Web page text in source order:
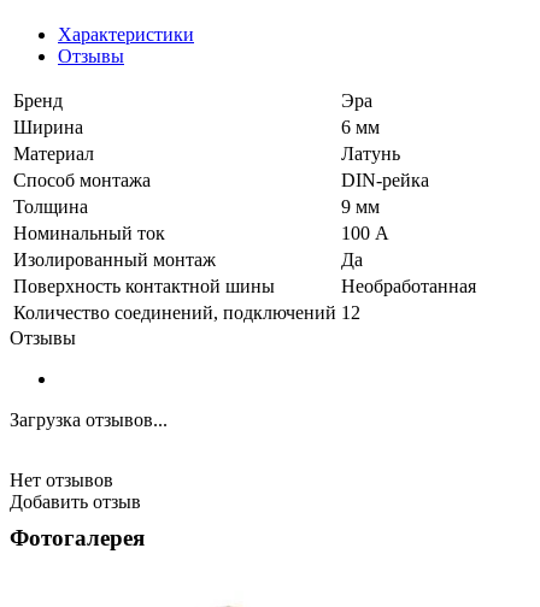
Характеристики
Отзывы
Бренд
Эра
Ширина
6 мм
Материал
Латунь
Способ монтажа
DIN-рейка
Толщина
9 мм
Номинальный ток
100 А
Изолированный монтаж
Да
Поверхность контактной шины
Необработанная
Количество соединений, подключений 12
Отзывы
Загрузка отзывов...
Нет отзывов
Добавить отзыв
Фотогалерея